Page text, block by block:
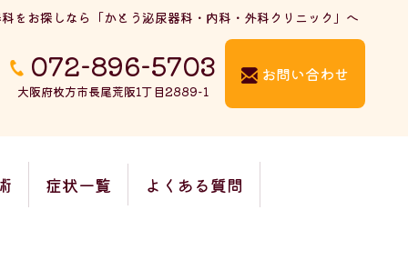
をお探しなら「かとう泌尿器科・内科・外科クリニック」へ
072-896-5703
大阪府枚方市長尾荒阪1丁目2889-1
お問い合わせ
症状一覧 よくある質問